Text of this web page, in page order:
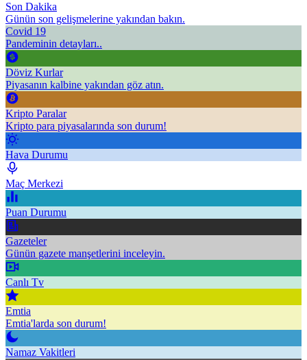
Son Dakika
Günün son gelişmelerine yakından bakın.
Covid 19
Pandeminin detayları..
Döviz Kurlar
Piyasanın kalbine yakından göz atın.
Kripto Paralar
Kripto para piyasalarında son durum!
Hava Durumu
Maç Merkezi
Puan Durumu
Gazeteler
Günün gazete manşetlerini inceleyin.
Canlı Tv
Emtia
Emtia'larda son durum!
Namaz Vakitleri